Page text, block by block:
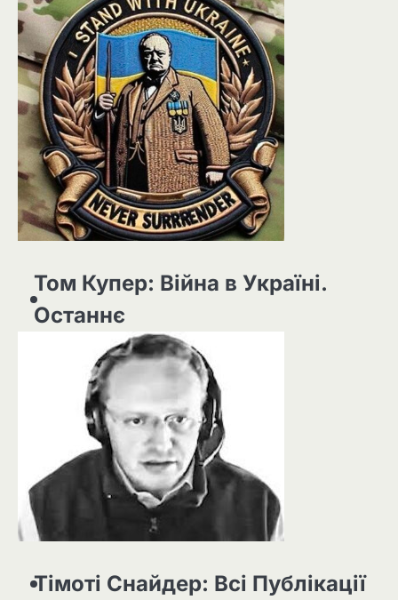
Том Купер: Війна в Україні.
Останнє
Тімоті Снайдер: Всі Публікації